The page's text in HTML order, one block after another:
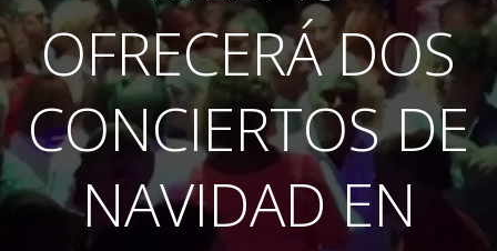
OFRECERÁ DOS
CONCIERTOS DE
NAVIDAD EN